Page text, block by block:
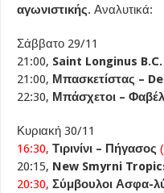
αγωνιστικής. Αναλυτικά:
Σάββατο 29/11
21:00, Saint Longinus
21:00, Μπασκετίστας –
22:30, Μπάσχετοι –
Κυριακή 30/11
16:30, Τιρινίνι – Πήγασος
20:15, New Smyrni
20:30, Σύμβουλοι Ασφα-